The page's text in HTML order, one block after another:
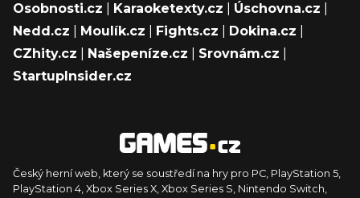
Osobnosti.cz
Karaoketexty.cz Úschovna.cz
Nedd.cz
Moulík.cz Fights.cz Dokina.cz
CZhity.cz
Našepeníze.cz Srovnám.cz
StartupInsider.cz
Český herní web, který se soustředí na hry pro PC, PlayStation 5,
PlayStation 4, Xbox Series X, Xbox Series S, Nintendo Switch,